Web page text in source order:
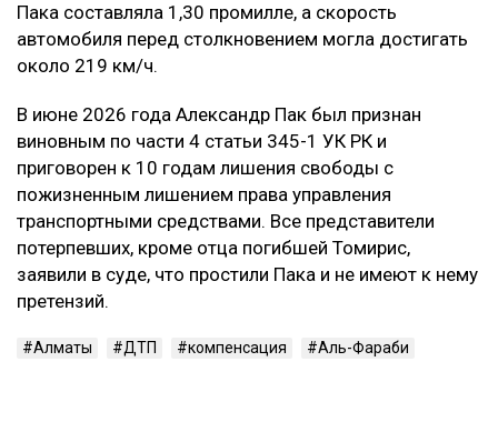
Пака составляла 1,30 промилле, а скорость
автомобиля перед столкновением могла достигать
около 219 км/ч.
В июне 2026 года Александр Пак был признан
виновным по части 4 статьи 345-1 УК РК и
приговорен к 10 годам лишения свободы с
пожизненным лишением права управления
транспортными средствами. Все представители
потерпевших, кроме отца погибшей Томирис,
заявили в суде, что простили Пака и не имеют к нему
претензий.
Алматы ДТП компенсация Аль-Фараби